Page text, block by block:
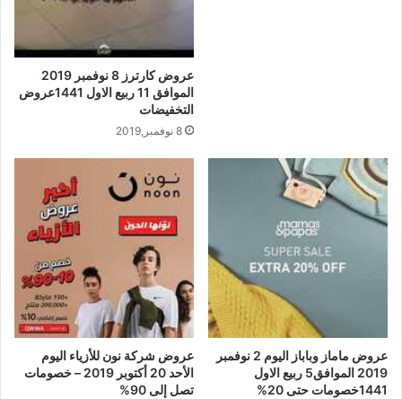
عروض كارترز 8 نوفمبر 2019
الموافق 11 ربيع الاول 1441عروض
التخفيضات
8 نوفمبر,2019
عروض ماماز وباباز اليوم 2 نوفمبر
2019 الموافق5 ربيع الاول
1441خصومات حتى 20%
عروض شركة نون للأزياء اليوم
الأحد 20 أكتوبر 2019 – خصومات
تصل إلى 90%